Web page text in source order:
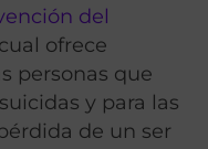
del
ofrece
personas que
y para las
de un ser